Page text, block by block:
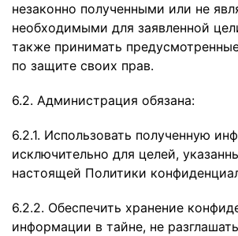
незаконно полученными или не
необходимыми для заявленной
также принимать
по защите своих прав.
6.2. Администрация обязана:
6.2.1. Использовать полученную
исключительно для целей,
настоящей Политики
6.2.2. Обеспечить хранение
информации в тайне, не